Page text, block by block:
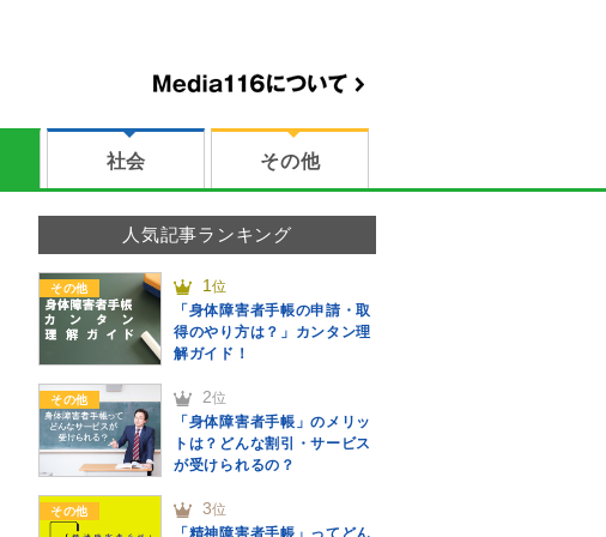
社会 その他
人気記事ランキング
その他 1位
「身体障害者手帳の申請・取
得のやり方は？」カンタン理
解ガイド！
その他 2位
「身体障害者手帳」のメリッ
トは？どんな割引・サービス
が受けられるの？
その他 3位